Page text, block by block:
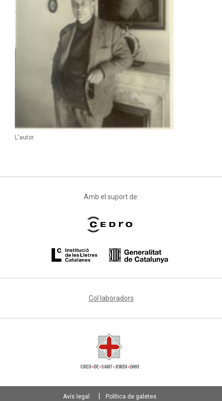
L'autor.
Amb el suport de:
Col·laboradors
Avís legal Política de galetes